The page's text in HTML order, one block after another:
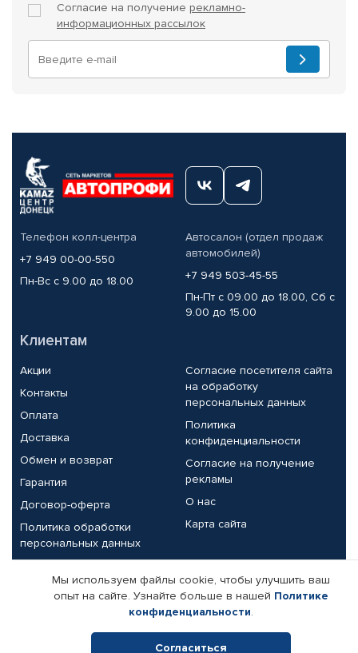
Согласие на получение рекламно-
информационных рассылок
Телефон колл-центра
+7 949 00-00-550
Пн-Вс с 9.00 до 18.00
Автосалон (отдел продаж
автомобилей)
+7 949 503-45-55
Пн-Пт с 09.00 до 18.00, Сб с
9.00 до 15.00
Клиентам
Акции
Контакты
Оплата
Доставка
Обмен и возврат
Гарантия
Договор-оферта
Политика обработки
персональных данных
Согласие посетителя сайта
на обработку
персональных данных
Политика
конфиденциальности
Согласие на получение
рекламы
О нас
Карта сайта
Партнерам
Корпоративным клиентам
Поставщикам
Реквизиты компании
Мы используем файлы cookie, чтобы улучшить ваш
опыт на сайте. Узнайте больше в нашей Политике
конфиденциальности.
Согласиться